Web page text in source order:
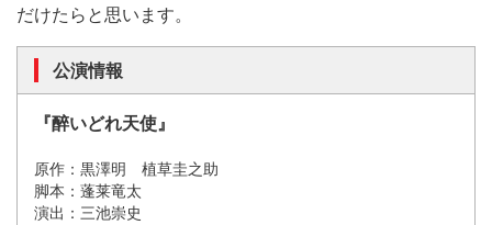
だけたらと思います。
公演情報
『醉いどれ天使』
原作：黒澤明 植草圭之助
脚本：蓬莱竜太
演出：三池崇史